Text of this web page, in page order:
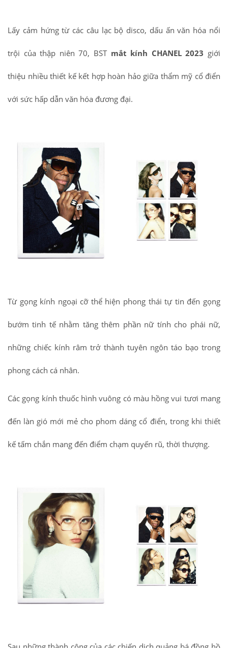
Lấy cảm hứng từ các câu lạc bộ disco, dấu ấn văn hóa nổi
trội của thập niên 70, BST mắt kính CHANEL 2023 giới
thiệu nhiều thiết kế kết hợp hoàn hảo giữa thẩm mỹ cổ điển
với sức hấp dẫn văn hóa đương đại.
Từ gọng kính ngoại cỡ thể hiện phong thái tự tin đến gọng
bướm tinh tế nhằm tăng thêm phần nữ tính cho phái nữ,
những chiếc kính râm trở thành tuyên ngôn táo bạo trong
phong cách cá nhân.
Các gọng kính thuốc hình vuông có màu hồng vui tươi mang
đến làn gió mới mẻ cho phom dáng cổ điển, trong khi thiết
kế tấm chắn mang đến điểm chạm quyến rũ, thời thượng.